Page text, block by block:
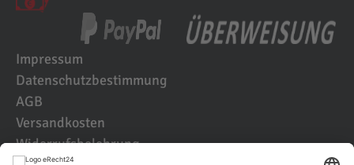
Impressum
Datenschutzbestimmung
AGB
Versandkosten
Widerrufsbelehrung